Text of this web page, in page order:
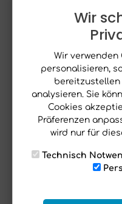
Preise inkl. MwSt. zzgl.
versandfertig,
6 Stück online
20 Stück in der
Benötigte m²
Wir
Wir verwenden
personalisieren,
bereitzustellen
analysieren. Sie
Cookies
Präferenzen
wird nur für
Technisch